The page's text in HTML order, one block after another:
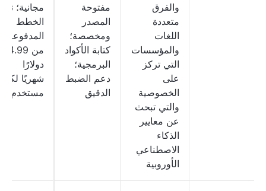
والفرق
متعددة
اللغات
والمؤسسات
التي تركز
على
الخصوصية
والتي تبحث
عن معايير
الذكاء
الاصطناعي
الأوروبية
مفتوحة
المصدر
ومخصصة؛
كتابة الأكواد
البرمجية؛
دعم الضبط
الدقيق
مجانية؛ تبدأ
الخطط
المدفوعة
من 14.99
دولارًا
شهريًا لكل
مستخدم